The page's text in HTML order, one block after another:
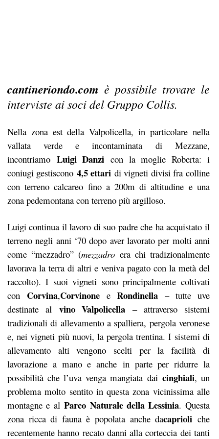
cantineriondo.com è possibile trovare le
interviste ai soci del Gruppo Collis.
Nella zona est della Valpolicella, in particolare nella
vallata verde e incontaminata di Mezzane,
incontriamo Luigi Danzi con la moglie Roberta: i
coniugi gestiscono 4,5 ettari di vigneti divisi fra colline
con terreno calcareo fino a 200m di altitudine e una
zona pedemontana con terreno più argilloso.
Luigi continua il lavoro di suo padre che ha acquistato il
terreno negli anni ‘70 dopo aver lavorato per molti anni
come “mezzadro” (mezzadroera chi tradizionalmente
lavorava la terra di altri e veniva pagato con la metà del
raccolto). I suoi vigneti sono principalmente coltivati
con Corvina,CorvinoneeRondinella – tutte uve
destinate al vino Valpolicella – attraverso sistemi
tradizionali di allevamento a spalliera, pergola veronese
e, nei vigneti più nuovi, la pergola trentina. I sistemi di
allevamento alti vengono scelti per la facilità di
lavorazione a mano e anche in parte per ridurre la
possibilità che l’uva venga mangiata dai cinghiali, un
problema molto sentito in questa zona vicinissima alle
montagne e alParco Naturale della Lessinia. Questa
zona ricca di fauna è popolata anche dacaprioli che
recentemente hanno recato danni alla corteccia dei tanti